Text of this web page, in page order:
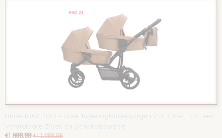
Bebetto42 PRO – Luxe Tweelingkinderwagen 2 in 1 met Eco-leer,
Verstelbare Zitjes en Schokabsorptie
€ 899,99 € 1.099,99